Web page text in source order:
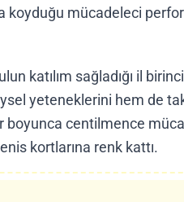
koyduğu mücadeleci
katılım sağladığı il
yeteneklerini hem de
boyunca centilmence
kortlarına renk kattı.